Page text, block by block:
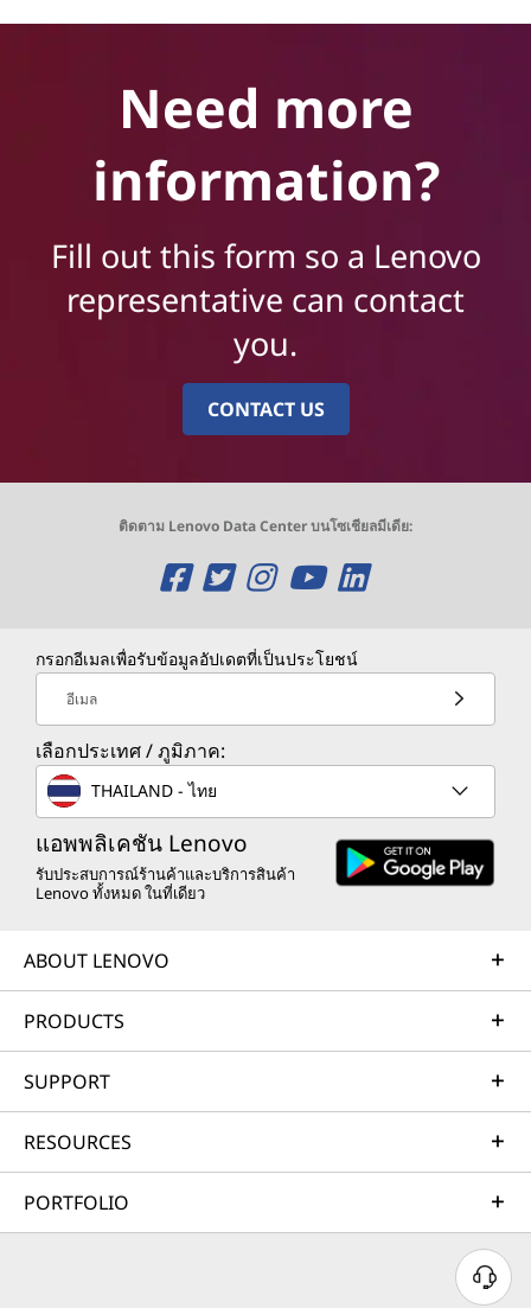
Need more
information?
Fill out this form so a Lenovo
representative can contact
you.
CONTACT US
ติดตาม Lenovo Data Center บนโซเชียลมีเดีย:
เ
ด
ห
น้
า
ต่
ง
ห
เ
ด
ห
า
ต่
ง
ห
เ
ด
ห
ต่
ง
ห
เ
ด
ห
า
ต่
ง
ห
เ
ด
ห
า
ต่
ง
ห
กรอกอีเมลเพื่อรับข้อมูลอัปเดตที่เป็นประโยชน์
อีเมล
เลือกประเทศ / ภูมิภาค:
THAILAND - ไทย
แอพพลิเคชัน Lenovo
รับประสบการณ์ร้านค้าและบริการสินค้า
Lenovo ทั้งหมด ในที่เดียว
ABOUT LENOVO
PRODUCTS
SUPPORT
RESOURCES
PORTFOLIO